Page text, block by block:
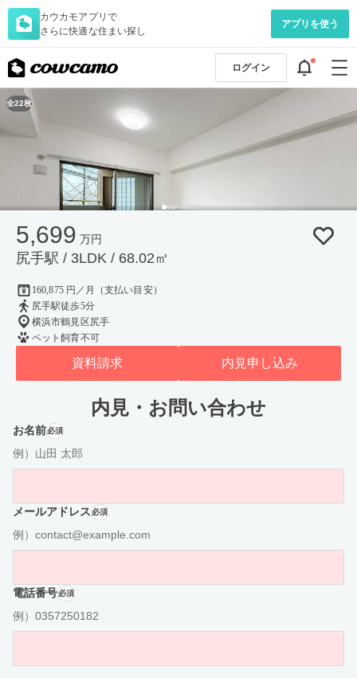
カウカモアプリで
さらに快適な住まい探し
アプリを使う
ログイン
全22枚
5,699 万円
尻手駅 / 3LDK / 68.02㎡
160,875 円／月（支払い目安）
尻手駅徒歩5分
横浜市鶴見区尻手
ペット飼育不可
資料請求 内見申し込み
内見・お問い合わせ
お名前必須
例）山田 太郎
メールアドレス必須
例）contact@example.com
電話番号必須
例）0357250182